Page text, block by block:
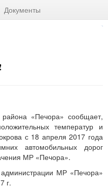
Документы
«Печора» сообщает,
температур и
с 18 апреля 2017 года
автомобильных дорог
МР «Печора».
МР «Печора»
г.